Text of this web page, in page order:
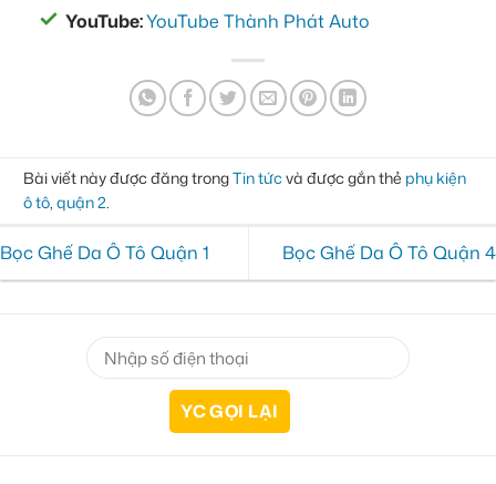
YouTube:YouTube Thành Phát Auto
Bài viết này được đăng trongTin tứcvà được gắn thẻ phụ kiện
ô tô quận 2
Bọc Ghế Da Ô Tô Quận 1 Bọc Ghế Da Ô Tô Quận 4